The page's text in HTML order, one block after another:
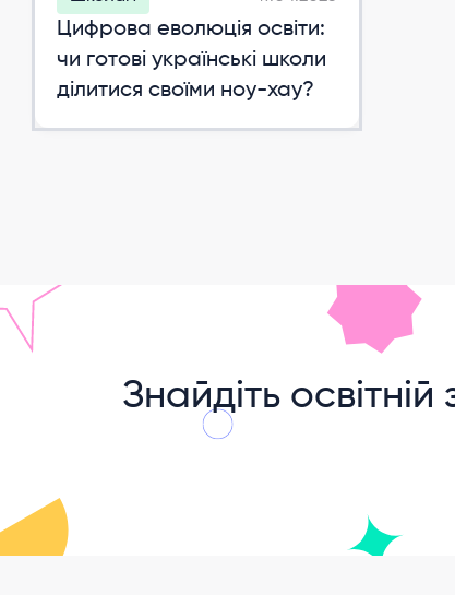
Цифрова еволюція освіти:
чи готові українські школи
ділитися своїми ноу-хау?
Знайдіть